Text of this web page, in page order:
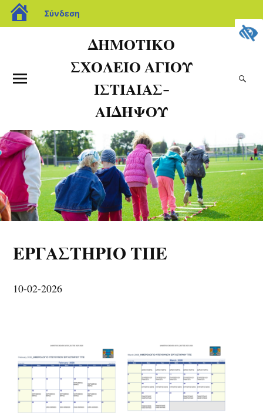
Σύνδεση
ΔΗΜΟΤΙΚΟ
ΣΧΟΛΕΙΟ ΑΓΙΟΥ
ΙΣΤΙΑΙΑΣ-
ΑΙΔΗΨΟΥ
ΕΡΓΑΣΤΗΡΙΟ ΤΠΕ
10-02-2026